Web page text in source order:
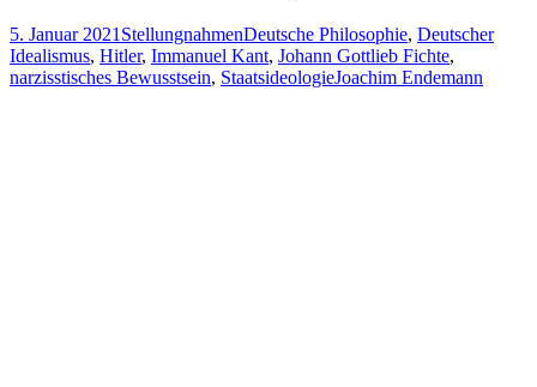
5. Januar 2021 StellungnahmenDeutsche Philosophie, Deutscher
Idealismus, Hitler, Immanuel Kant, Johann Gottlieb Fichte,
narzisstisches Bewusstsein, StaatsideologieJoachim Endemann